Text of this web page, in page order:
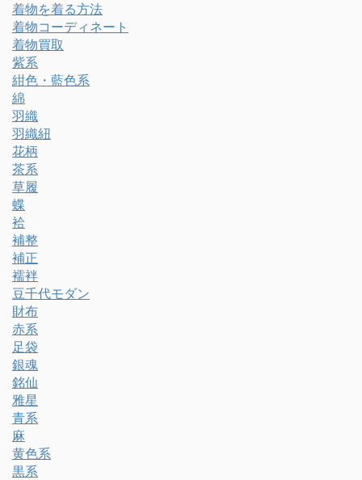
着物を着る方法
着物コーディネート
着物買取
紫系
紺色・藍色系
綿
羽織
羽織紐
花柄
茶系
草履
蝶
袷
補整
補正
襦袢
豆千代モダン
財布
赤系
足袋
銀魂
銘仙
雅星
青系
麻
黄色系
黒系